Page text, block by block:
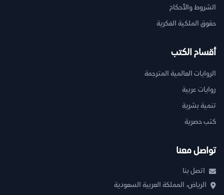
الشروط والأحكام
حقوق الملكية الفكرية
أقسام الكتب
الروايات العالمية المترجمة
روايات عربية
تنمية بشرية
كتب حصرية
تواصل معنا
اتصل بنا
الرياض، المملكة العربية السعودية